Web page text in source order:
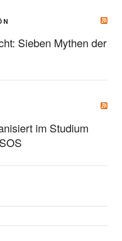
Sieben Mythen der
im Studium